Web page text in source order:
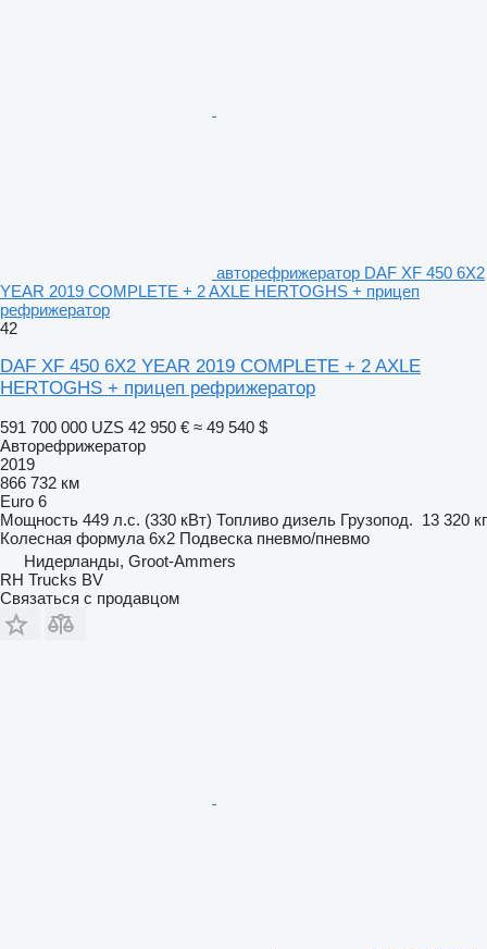
авторефрижератор DAF XF 450 6X2
YEAR 2019 COMPLETE + 2 AXLE HERTOGHS + прицеп
рефрижератор
42
DAF XF 450 6X2 YEAR 2019 COMPLETE + 2 AXLE
HERTOGHS + прицеп рефрижератор
591 700 000 UZS 42 950 € ≈ 49 540 $
Авторефрижератор
2019
866 732 км
Euro 6
Мощность 449 л.с. (330 кВт) Топливо дизель Грузопод. 13 320 кг
Колесная формула 6x2 Подвеска пневмо/пневмо
Нидерланды, Groot-Ammers
RH Trucks BV
Связаться с продавцом